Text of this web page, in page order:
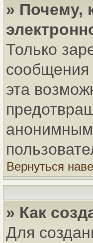
» Почему,
Только
сообщения
эта
Вернуться
» Как
Для